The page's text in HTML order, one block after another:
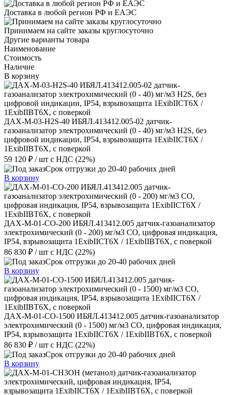
Доставка в любой регион РФ и ЕАЭС
Принимаем на сайте заказы круглосуточно
Другие варианты товара
Наименование
Стоимость
Наличие
В корзину
ДАХ-М-03-Н2S-40 ИБЯЛ.413412.005-02 датчик-
газоанализатор электрохимический (0 - 40) мг/м3 Н2S, без
цифровой индикации, IP54, взрывозащита 1ExibIICT6X /
1ExibIIBT6X, с поверкой
59 120 ₽ / шт с НДС (22%)
Срок отгрузки до 20-40 рабочих дней
В корзину
ДАХ-М-01-CO-200 ИБЯЛ.413412.005 датчик-газоанализатор
электрохимический (0 - 200) мг/м3 CO, цифровая индикация,
IP54, взрывозащита 1ExibIICT6X / 1ExibIIBT6X, с поверкой
86 830 ₽ / шт с НДС (22%)
Срок отгрузки до 20-40 рабочих дней
В корзину
ДАХ-М-01-CO-1500 ИБЯЛ.413412.005 датчик-газоанализатор
электрохимический (0 - 1500) мг/м3 CO, цифровая индикация,
IP54, взрывозащита 1ExibIICT6X / 1ExibIIBT6X, с поверкой
86 830 ₽ / шт с НДС (22%)
Срок отгрузки до 20-40 рабочих дней
В корзину